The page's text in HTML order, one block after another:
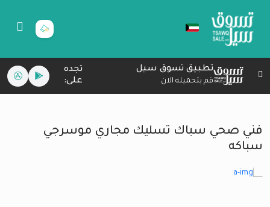
تطبيق تسوق سيل
قم بتحميله الان
تجده
على:
فني صحي سباك تسليك مجاري موسرجي
سباكه